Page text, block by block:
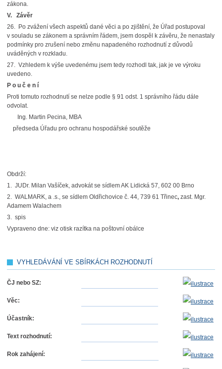
zákona.
V. Závěr
26. Po zvážení všech aspektů dané věci a po zjištění, že Úřad postupoval
v souladu se zákonem a správním řádem, jsem dospěl k závěru, že nenastaly
podmínky pro zrušení nebo změnu napadeného rozhodnutí z důvodů
uváděných v rozkladu.
27. Vzhledem k výše uvedenému jsem tedy rozhodl tak, jak je ve výroku
uvedeno.
P o u č e n í
Proti tomuto rozhodnutí se nelze podle § 91 odst. 1 správního řádu dále
odvolat.
Ing. Martin Pecina, MBA
předseda Úřadu pro ochranu hospodářské soutěže
Obdrží:
1. JUDr. Milan Vašíček, advokát se sídlem AK Lidická 57, 602 00 Brno
2. WALMARK, a .s., se sídlem Oldřichovice č. 44, 739 61 Třinec, zast. Mgr.
Adamem Walachem
3. spis
Vypraveno dne: viz otisk razítka na poštovní obálce
VYHLEDÁVÁNÍ VE SBÍRKÁCH ROZHODNUTÍ
ČJ nebo SZ:
Věc:
Účastník:
Text rozhodnutí:
Rok zahájení: